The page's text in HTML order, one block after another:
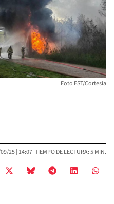
Foto EST/Cortesía
25 | 14:07| TIEMPO DE LECTURA: 5 MIN.